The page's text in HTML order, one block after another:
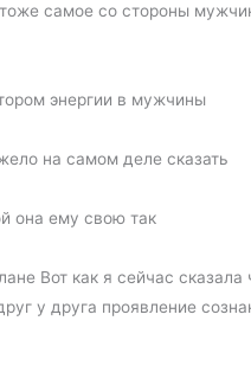
самое со стороны
энергии в мужчины
на самом деле сказать
она ему свою так
Вот как я сейчас сказала
у друга проявление